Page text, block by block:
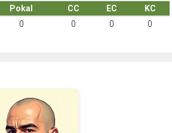
Pokal CC EC
KC
0 0 0 0